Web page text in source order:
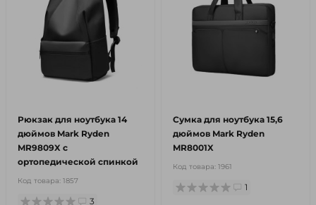
Рюкзак для ноутбука 14
дюймов Mark Ryden
MR9809X с
ортопедической спинкой
Код товара: 1857
3
Сумка для ноутбука 15,6
дюймов Mark Ryden
MR8001X
Код товара: 1961
1